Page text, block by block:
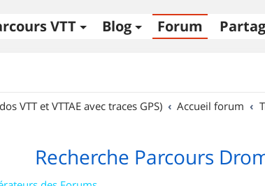
VTT Blog Forum
VTT et VTTAE avec traces GPS)
Accueil forum
Recherche Parcours